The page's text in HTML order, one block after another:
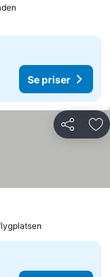
Se priser
Dela